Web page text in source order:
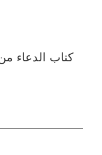
كتاب الدعاء